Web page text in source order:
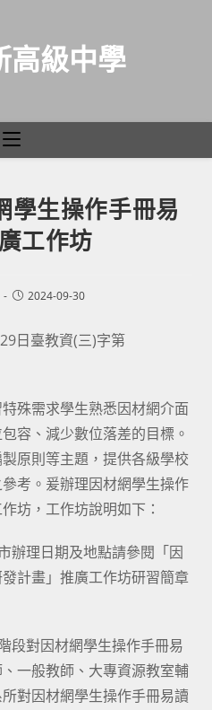
高級中學
學生操作手冊易
工作坊
Post2024-09-30
日臺教資(三)字第
殊需求學生熟悉因材網介面
容、減少數位落差的目標。
原則等主題，提供各級學校
考。爰辦理因材網學生操作
坊，工作坊說明如下：
辦理日期及地點請參閱「因
計畫」推廣工作坊研習簡章
段對因材網學生操作手冊易
一般教師、大專資源教室輔
對因材網學生操作手冊易讀